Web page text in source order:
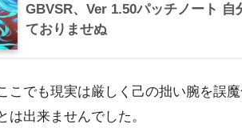
GBVSR、Ver 1.50パッチノート 自
ておりませぬ
こでも現実は厳しく己の拙い腕を誤
は出来ませんでした。